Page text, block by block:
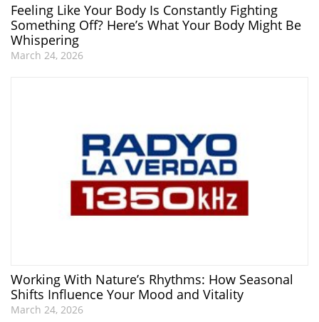
Feeling Like Your Body Is Constantly Fighting
Something Off? Here’s What Your Body Might Be
Whispering
March 24, 2026
Working With Nature’s Rhythms: How Seasonal
Shifts Influence Your Mood and Vitality
March 24, 2026